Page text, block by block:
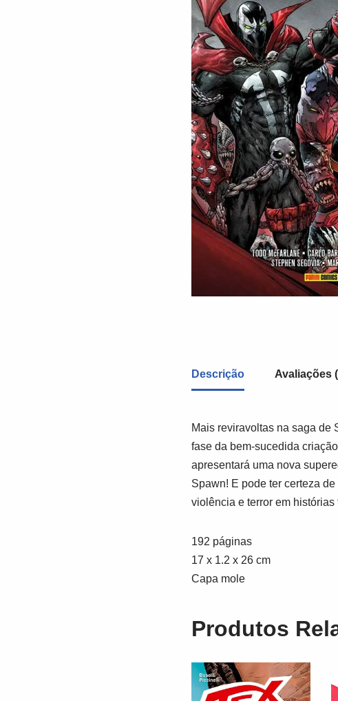
Descrição Avaliações
Mais reviravoltas na saga de
fase da bem-sucedida
apresentará uma nova
Spawn! E pode ter certeza
violência e terror em
192 páginas
17 x 1.2 x 26 cm
Capa mole
Produtos